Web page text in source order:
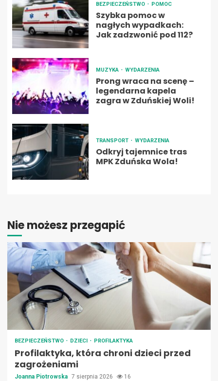
BEZPIECZEŃSTWO POMOC
Szybka pomoc w
nagłych wypadkach:
Jak zadzwonić pod 112?
MUZYKA WYDARZENIA
Prong wraca na scenę –
legendarna kapela
zagra w Zduńskiej Woli!
TRANSPORT WYDARZENIA
Odkryj tajemnice tras
MPK Zduńska Wola!
Nie możesz przegapić
BEZPIECZEŃSTWO DZIECI PROFILAKTYKA
Profilaktyka, która chroni dzieci przed
zagrożeniami
Joanna Piotrowska 7 sierpnia 2026 16